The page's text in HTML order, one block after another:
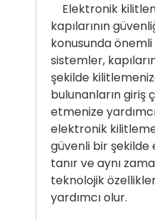
Elektronik
kapılarının
konusunda
sistemler,
şekilde
bulunanların giriş
etmenize
elektronik
güvenli bir şekilde
tanır ve aynı
teknolojik
yardımcı olur.